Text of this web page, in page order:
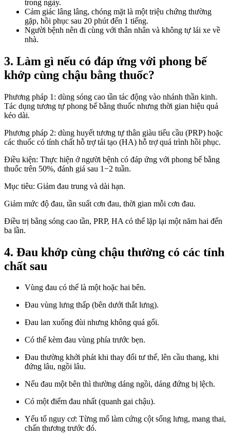
trong ngày.
Cảm giác lâng lâng, chóng mặt là một triệu chứng thường
gặp, hồi phục sau 20 phút đến 1 tiếng.
Người bệnh nên đi cùng với thân nhân và không tự lái xe về
nhà.
3. Làm gì nếu có đáp ứng với phong bế
khớp cùng chậu bằng thuốc?
Phương pháp 1: dùng sóng cao tần tác động vào nhánh thần kinh.
Tác dụng tương tự phong bế bằng thuốc nhưng thời gian hiệu quả
kéo dài.
Phương pháp 2: dùng huyết tương tự thân giàu tiểu cầu (PRP) hoặc
các thuốc có tính chất hỗ trợ tái tạo (HA) hỗ trợ quá trình hồi phục.
Điều kiện: Thực hiện ở người bệnh có đáp ứng với phong bế bằng
thuốc trên 50%, đánh giá sau 1−2 tuần.
Mục tiêu: Giảm đau trung và dài hạn.
Giảm mức độ đau, tần suất cơn đau, thời gian mỗi cơn đau.
Điều trị bằng sóng cao tần, PRP, HA có thể lặp lại một năm hai đến
ba lần.
4. Đau khớp cùng chậu thường có các tính
chất sau
Vùng đau có thể là một hoặc hai bên.
Đau vùng lưng thấp (bên dưới thắt lưng).
Đau lan xuống đùi nhưng không quá gối.
Có thể kèm đau vùng phía trước bẹn.
Đau thường khởi phát khi thay đổi tư thế, lên cầu thang, khi
đứng lâu, ngồi lâu.
Nếu đau một bên thì thường dáng ngồi, dáng đứng bị lệch.
Có một điểm đau nhất (quanh gai chậu).
Yếu tố nguy cơ: Từng mổ làm cứng cột sống lưng, mang thai,
chấn thương trước đó.